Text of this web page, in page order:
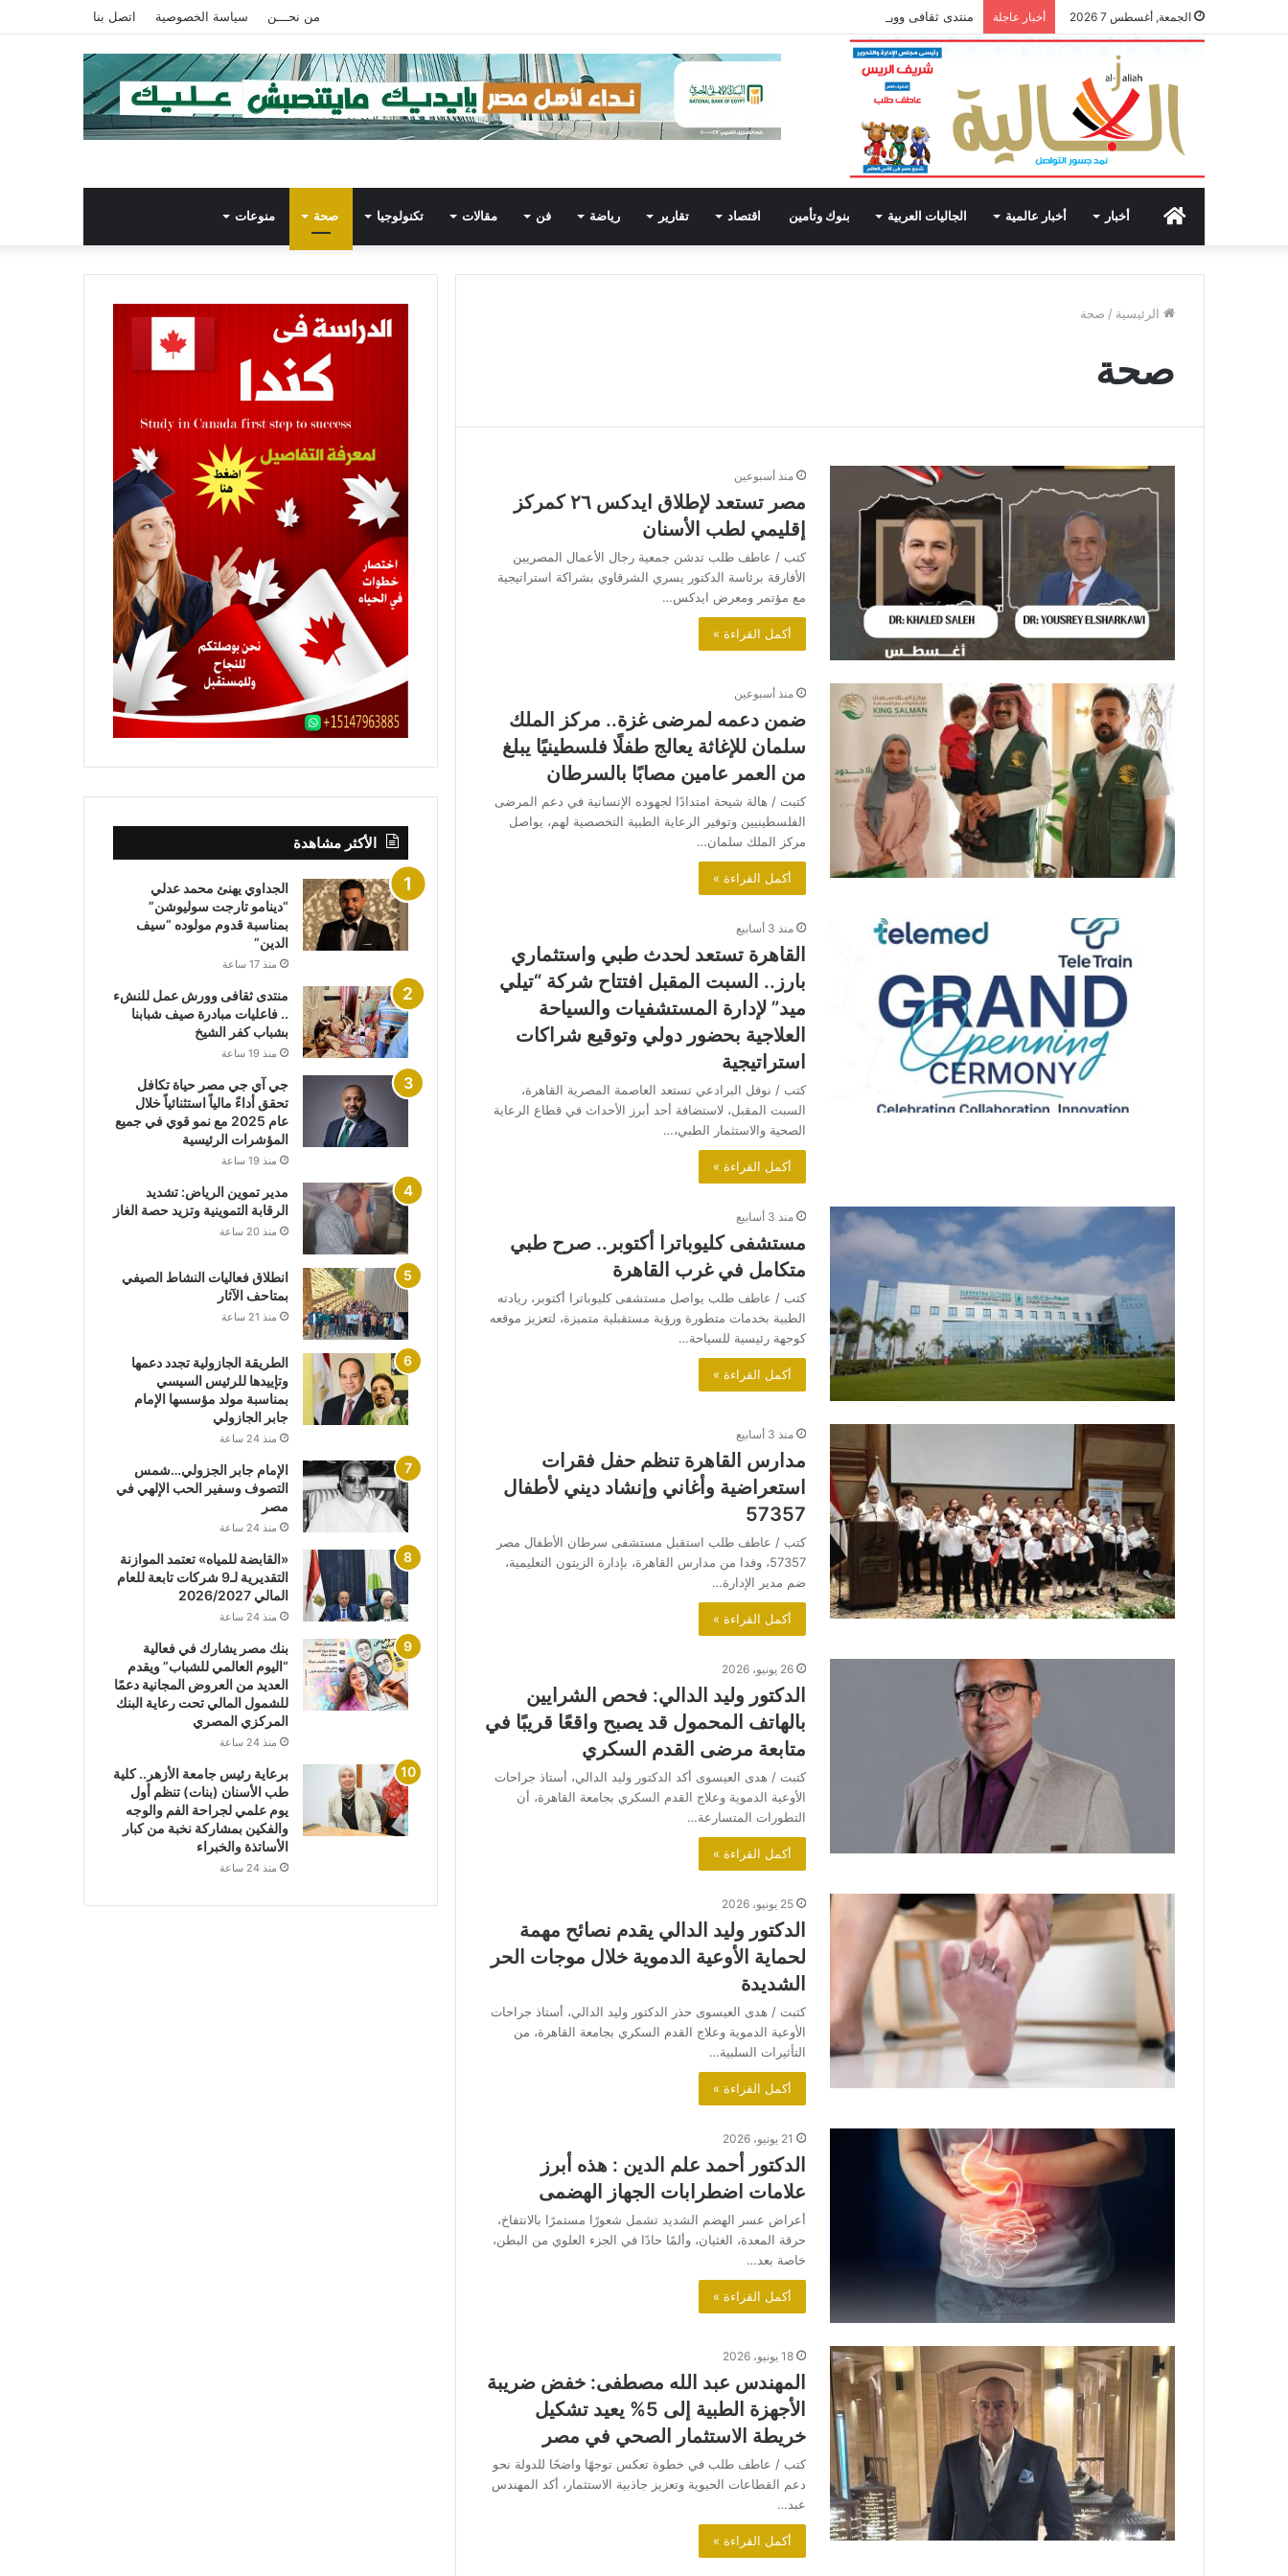
الجمعة, أغسطس 7 2026 أخبار عاجلة منتدى ثقافى وورش عمل للنشء .. فاعليات مبادرة صيف شبابنا بشباب كفر الشيخ من نحـــن سياسة الخصوصية اتصل بنا
الرئيسيةأخبار أخبار عالمية الجاليات العربية بنوك وتأمين اقتصاد تقارير رياضة فن مقالات تكنولوجيا صحة منوعات
الرئيسية / صحة
صحة
منذ أسبوعين
مصر تستعد لإطلاق ايدكس ٢٦ كمركز
إقليمي لطب الأسنان
كتب / عاطف طلب تدشن جمعية رجال الأعمال المصريين
الأفارقة برئاسة الدكتور يسري الشرقاوي بشراكة استراتيجية
مع مؤتمر ومعرض ايدكس…
أكمل القراءة »
منذ أسبوعين
ضمن دعمه لمرضى غزة.. مركز الملك
سلمان للإغاثة يعالج طفلًا فلسطينيًا يبلغ
من العمر عامين مصابًا بالسرطان
كتبت / هالة شيحة ‏‎امتدادًا لجهوده الإنسانية في دعم المرضى
الفلسطينيين وتوفير الرعاية الطبية التخصصية لهم، يواصل
مركز الملك سلمان…
أكمل القراءة »
منذ 3 أسابيع
القاهرة تستعد لحدث طبي واستثماري
بارز.. السبت المقبل افتتاح شركة “تيلي
ميد” لإدارة المستشفيات والسياحة
العلاجية بحضور دولي وتوقيع شراكات
استراتيجية
كتب / نوفل البرادعي تستعد العاصمة المصرية القاهرة،
السبت المقبل، لاستضافة أحد أبرز الأحداث في قطاع الرعاية
الصحية والاستثمار الطبي،…
أكمل القراءة »
منذ 3 أسابيع
مستشفى كليوباترا أكتوبر.. صرح طبي
متكامل في غرب القاهرة
كتب / عاطف طلب يواصل مستشفى كليوباترا أكتوبر، ريادته
الطبية بخدمات متطورة ورؤية مستقبلية متميزة، لتعزيز موقعه
كوجهة رئيسية للسياحة…
أكمل القراءة »
منذ 3 أسابيع
مدارس القاهرة تنظم حفل فقرات
استعراضية وأغاني وإنشاد ديني لأطفال
57357
كتب / عاطف طلب استقبل مستشفى سرطان الأطفال مصر
57357، وفدا من مدارس القاهرة، بإدارة الزيتون التعليمية،
ضم مدير الإدارة…
أكمل القراءة »
26 يونيو، 2026
الدكتور وليد الدالي: فحص الشرايين
بالهاتف المحمول قد يصبح واقعًا قريبًا في
متابعة مرضى القدم السكري
كتبت / هدى العيسوى أكد الدكتور وليد الدالي، أستاذ جراحات
الأوعية الدموية وعلاج القدم السكري بجامعة القاهرة، أن
التطورات المتسارعة…
أكمل القراءة »
25 يونيو، 2026
الدكتور وليد الدالي يقدم نصائح مهمة
لحماية الأوعية الدموية خلال موجات الحر
الشديدة
كتبت / هدى العيسوى حذر الدكتور وليد الدالي، أستاذ جراحات
الأوعية الدموية وعلاج القدم السكري بجامعة القاهرة، من
التأثيرات السلبية…
أكمل القراءة »
21 يونيو، 2026
الدكتور أحمد علم الدين : هذه أبرز
علامات اضطرابات الجهاز الهضمى
أعراض عسر الهضم الشديد تشمل شعورًا مستمرًا بالانتفاخ،
حرقة المعدة، الغثيان، وألمًا حادًا في الجزء العلوي من البطن،
خاصة بعد…
أكمل القراءة »
18 يونيو، 2026
المهندس عبد الله مصطفى: خفض ضريبة
الأجهزة الطبية إلى 5% يعيد تشكيل
خريطة الاستثمار الصحي في مصر
كتب / عاطف طلب في خطوة تعكس توجهًا واضحًا للدولة نحو
دعم القطاعات الحيوية وتعزيز جاذبية الاستثمار، أكد المهندس
عبد…
أكمل القراءة »
الأكثر مشاهدة
الجداوي يهنئ محمد عدلي
“دينامو تارجت سوليوشن”
بمناسبة قدوم مولوده “سيف
الدين”
منذ 17 ساعة
منتدى ثقافى وورش عمل للنشء
.. فاعليات مبادرة صيف شبابنا
بشباب كفر الشيخ
منذ 19 ساعة
جي آي جي مصر حياة تكافل
تحقق أداءً مالياً استثنائياً خلال
عام 2025 مع نمو قوي في جميع
المؤشرات الرئيسية
منذ 19 ساعة
مدير تموين الرياض: تشديد
الرقابة التموينية وتزيد حصة الغاز
منذ 20 ساعة
انطلاق فعاليات النشاط الصيفي
بمتاحف الآثار
منذ 21 ساعة
الطريقة الجازولية تجدد دعمها
وتإييدها للرئيس السيسي
بمناسبة مولد مؤسسها الإمام
جابر الجازولي
منذ 24 ساعة
الإمام جابر الجزولي…شمس
التصوف وسفير الحب الإلهي في
مصر
منذ 24 ساعة
«القابضة للمياه» تعتمد الموازنة
التقديرية لـ9 شركات تابعة للعام
المالي 2026/2027
منذ 24 ساعة
بنك مصر يشارك في فعالية
“اليوم العالمي للشباب” ويقدم
العديد من العروض المجانية دعمًا
للشمول المالي تحت رعاية البنك
المركزي المصري
منذ 24 ساعة
برعاية رئيس جامعة الأزهر.. كلية
طب الأسنان (بنات) تنظم أول
يوم علمي لجراحة الفم والوجه
والفكين بمشاركة نخبة من كبار
الأساتذة والخبراء
منذ 24 ساعة